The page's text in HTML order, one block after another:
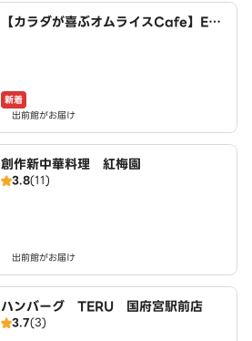
【カラダが喜ぶオムライスCafe】Egg
新着
出前館がお届け
創作新中華料理 紅梅園
3.8(11)
出前館がお届け
ハンバーグ TERU 国府宮駅前店
3.7(3)